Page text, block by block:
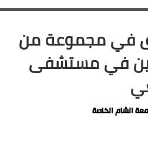
في مجموعة من
في مستشفى
الشام الخاصة